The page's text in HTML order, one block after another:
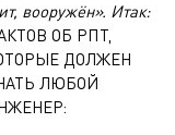
вооружён». Итак:
ОБ РПТ,
ДОЛЖЕН
ЛЮБОЙ